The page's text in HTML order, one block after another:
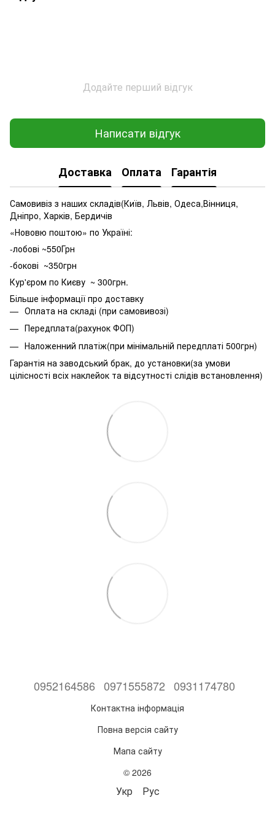
Додайте перший відгук
Написати відгук
Доставка Оплата Гарантія
Самовивіз з наших складів(Київ, Львів, Одеса,Вінниця,
Дніпро, Харків, Бердичів
«Нововю поштою» по Україні:
-лобові ~550Грн
-бокові ~350грн
Кур'єром по Києву ~ 300грн.
Більше інформації про доставку
Оплата на складі (при самовивозі)
Передплата(рахунок ФОП)
Наложенний платіж(при мінімальній передплаті 500грн)
Гарантія на заводський брак, до установки(за умови
цілісності всіх наклейок та відсутності слідів встановлення)
0952164586 0971555872 0931174780
Контактна інформація
Повна версія сайту
Мапа сайту
© 2026
Укр Рус